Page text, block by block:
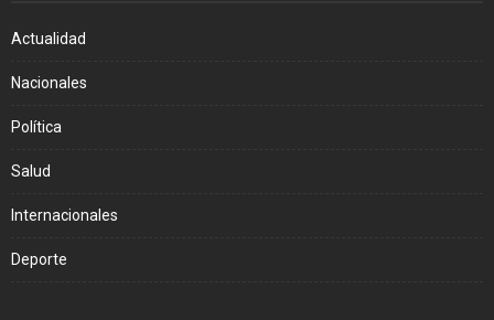
Actualidad
Nacionales
Política
Salud
Internacionales
Deporte